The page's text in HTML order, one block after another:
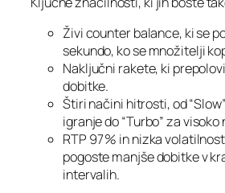
Živi counter balance, ki se
sekundo, ko se množitelji
Naključni rakete, ki
dobitke.
Štiri načini hitrosti, od
igranje do “Turbo” za
RTP 97 % in nizka
pogoste manjše dobitke v
intervalih.